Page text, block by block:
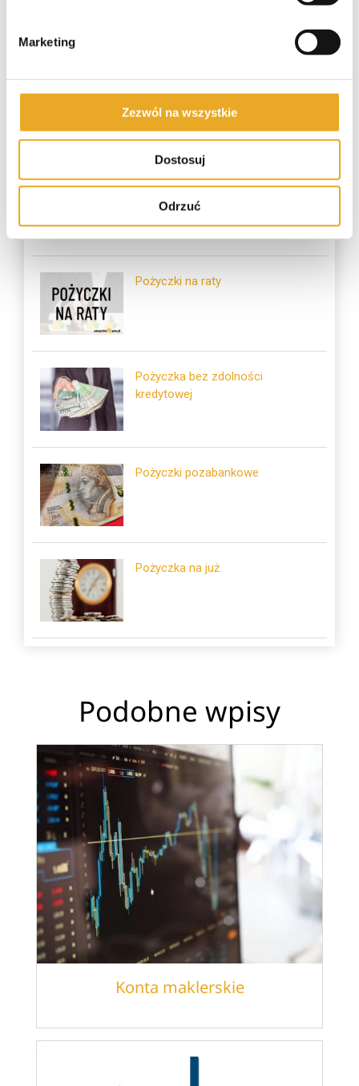
Marketing
Zezwól na wszystkie
Dostosuj
Odrzuć
Najczęściej czytane
Pożyczka na dowód
Pożyczki na raty
Pożyczka bez zdolności
kredytowej
Pożyczki pozabankowe
Pożyczka na już
Podobne wpisy
Konta maklerskie